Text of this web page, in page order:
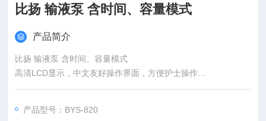
比扬 输液泵 含时间、容量模式
产品简介
比扬 输液泵 含时间、容量模式
高清LCD显示，中文友好操作界面，方便护士操作
毫升/小时与滴数/分钟自动转换，方便护士自由选择
开机系列自检功能，让系统运行更安全、更稳定。
产品型号：BYS-820